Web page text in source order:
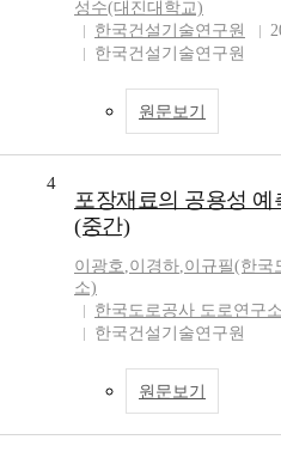
성수(대진대학교)
한국건설기술연구원
한국건설기술연구원
원문보기
4
포장재료의 공용성
(중간)
이광호,이경하,이규필(한국
소)
한국도로공사 도로연구
한국건설기술연구원
원문보기